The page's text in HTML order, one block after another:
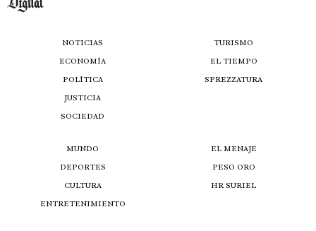
NOTICIAS
ECONOMÍA
POLÍTICA
JUSTICIA
SOCIEDAD
TURISMO
EL TIEMPO
SPREZZATURA
MUNDO
DEPORTES
CULTURA
ENTRETENIMIENTO
EL MENAJE
PESO ORO
HR SURIEL